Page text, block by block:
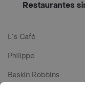
Restaurantes
L´s Café
Philippe
Baskin Robbins